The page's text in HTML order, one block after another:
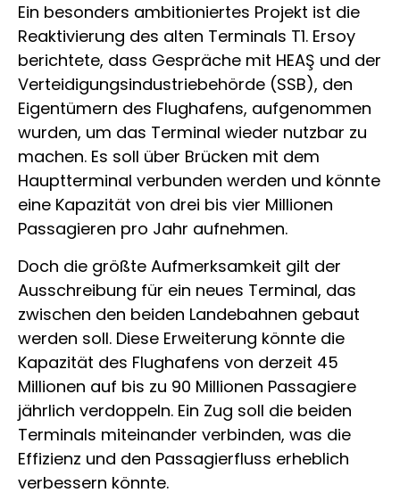
Ein besonders ambitioniertes Projekt ist die
Reaktivierung des alten Terminals T1. Ersoy
berichtete, dass Gespräche mit HEAŞ und der
Verteidigungsindustriebehörde (SSB), den
Eigentümern des Flughafens, aufgenommen
wurden, um das Terminal wieder nutzbar zu
machen. Es soll über Brücken mit dem
Hauptterminal verbunden werden und könnte
eine Kapazität von drei bis vier Millionen
Passagieren pro Jahr aufnehmen.
Doch die größte Aufmerksamkeit gilt der
Ausschreibung für ein neues Terminal, das
zwischen den beiden Landebahnen gebaut
werden soll. Diese Erweiterung könnte die
Kapazität des Flughafens von derzeit 45
Millionen auf bis zu 90 Millionen Passagiere
jährlich verdoppeln. Ein Zug soll die beiden
Terminals miteinander verbinden, was die
Effizienz und den Passagierfluss erheblich
verbessern könnte.